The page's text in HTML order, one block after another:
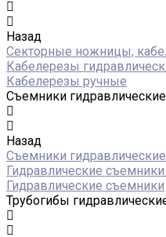
Назад
Секторные ножницы,
Кабелерезы
Кабелерезы ручные
Съемники гидравлические
Назад
Съемники гидравлические
Гидравлические
Гидравлические съемники
Трубогибы